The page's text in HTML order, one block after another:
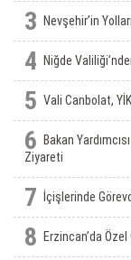
3 Nevşehir’in
4 Niğde
5 Vali Canbolat,
6
Bakan
Ziyareti
7 İçişlerinde
8 Erzincan’da